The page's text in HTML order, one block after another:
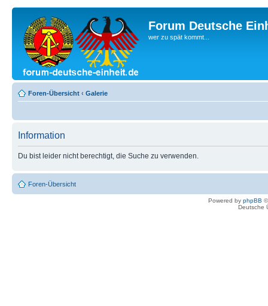
Forum Deutsche
wer zu spät kommt...
Foren-Übersicht ‹ Galerie
Information
Du bist leider nicht berechtigt, die Suche zu verwenden.
Foren-Übersicht
Powered by phpBB
Deutsche